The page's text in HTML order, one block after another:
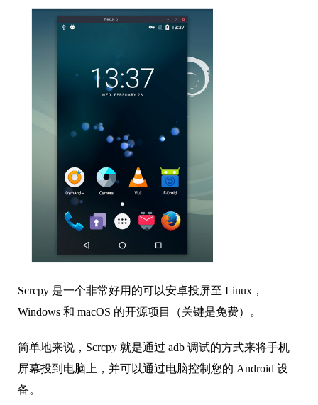
Scrcpy 是一个非常好用的可以安卓投屏至 Linux，
Windows 和 macOS 的开源项目（关键是免费）。
简单地来说，Scrcpy 就是通过 adb 调试的方式来将手机
屏幕投到电脑上，并可以通过电脑控制您的 Android 设
备。